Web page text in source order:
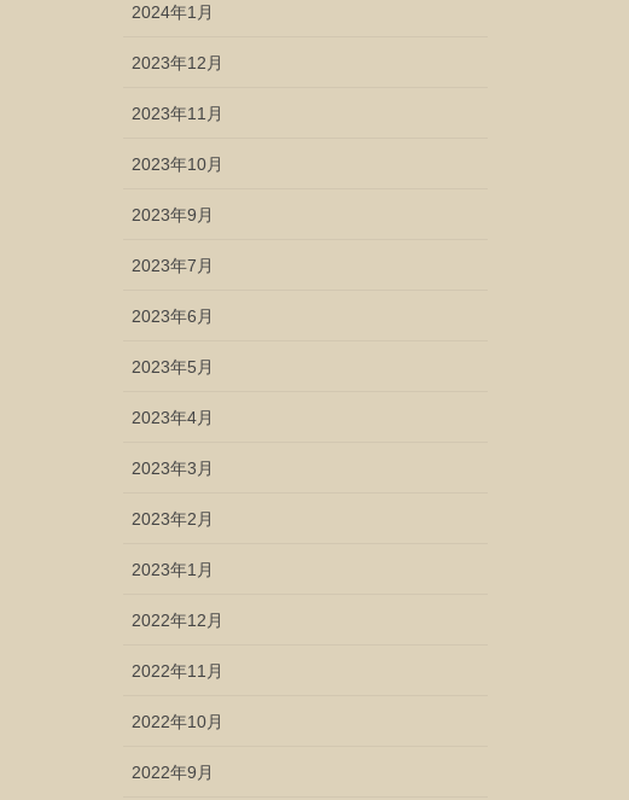
2024年1月
2023年12月
2023年11月
2023年10月
2023年9月
2023年7月
2023年6月
2023年5月
2023年4月
2023年3月
2023年2月
2023年1月
2022年12月
2022年11月
2022年10月
2022年9月